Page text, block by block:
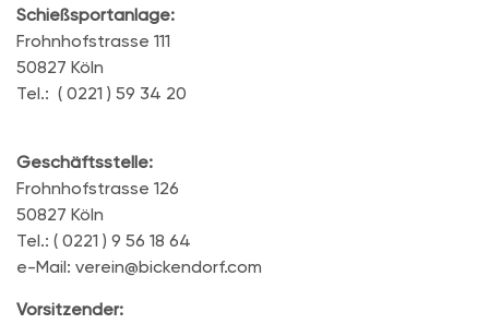
Schießsportanlage:
Frohnhofstrasse 111
50827 Köln
Tel.: ( 0221 ) 59 34 20
Geschäftsstelle:
Frohnhofstrasse 126
50827 Köln
Tel.: ( 0221 ) 9 56 18 64
e-Mail: verein@bickendorf.com
Vorsitzender: